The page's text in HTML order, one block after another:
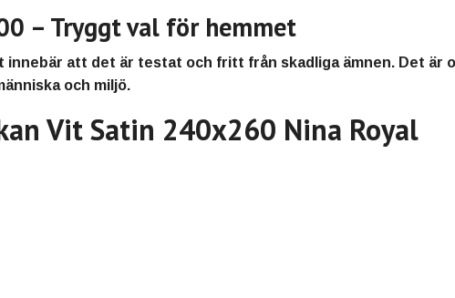
– Tryggt val för hemmet
innebär att det är testat och fritt från skadliga ämnen. Det är
och miljö.
Vit Satin 240x260 Nina Royal